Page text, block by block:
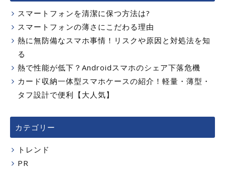
スマートフォンを清潔に保つ方法は?
スマートフォンの薄さにこだわる理由
熱に無防備なスマホ事情！リスクや原因と対処法を知
る
熱で性能が低下？Androidスマホのシェア下落危機
カード収納一体型スマホケースの紹介！軽量・薄型・
タフ設計で便利【大人気】
カテゴリー
トレンド
PR